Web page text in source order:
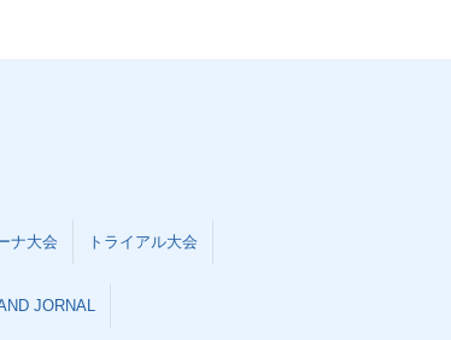
ナ大会 トライアル大会
JORNAL